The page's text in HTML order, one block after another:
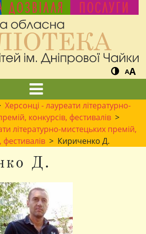
ДОЗВІЛЛЯ ПОСЛУГИ
AA
Херсонці - лауреати літературно-
конкурсів, фестивалів>
літературно-мистецьких премій,
фестивалів> Кириченко Д.
Д.